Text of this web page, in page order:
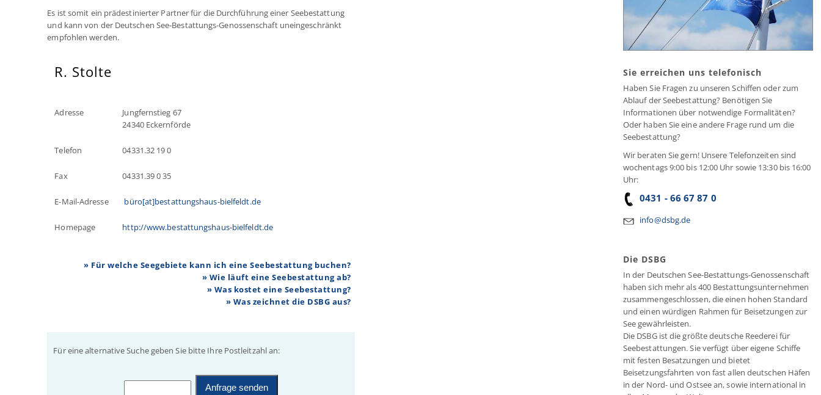
Es ist somit ein prädestinierter Partner für die Durchführung einer Seebestattung
und kann von der Deutschen See-Bestattungs-Genossenschaft uneingeschränkt
empfohlen werden.
R. Stolte
Adresse
Jungfernstieg 67
24340 Eckernförde
Telefon 04331.32 19 0
Fax 04331.39 0 35
E-Mail-Adresse büro[at]bestattungshaus-bielfeldt.de
Homepage http://www.bestattungshaus-bielfeldt.de
» Für welche Seegebiete kann ich eine Seebestattung buchen?
» Wie läuft eine Seebestattung ab?
» Was kostet eine Seebestattung?
» Was zeichnet die DSBG aus?
Für eine alternative Suche geben Sie bitte Ihre Postleitzahl an:
Sie erreichen uns telefonisch
Haben Sie Fragen zu unseren Schiffen oder zum
Ablauf der Seebestattung? Benötigen Sie
Informationen über notwendige Formalitäten?
Oder haben Sie eine andere Frage rund um die
Seebestattung?
Wir beraten Sie gern! Unsere Telefonzeiten sind
wochentags 9:00 bis 12:00 Uhr sowie 13:30 bis 16:00
Uhr:
0431 - 66 67 87 0
info@dsbg.de
Die DSBG
In der Deutschen See-Bestattungs-Genossenschaft
haben sich mehr als 400 Bestattungsunternehmen
zusammengeschlossen, die einen hohen Standard
und einen würdigen Rahmen für Beisetzungen zur
See gewährleisten.
Die DSBG ist die größte deutsche Reederei für
Seebestattungen. Sie verfügt über eigene Schiffe
mit festen Besatzungen und bietet
Beisetzungsfahrten von fast allen deutschen Häfen
in der Nord- und Ostsee an, sowie international in